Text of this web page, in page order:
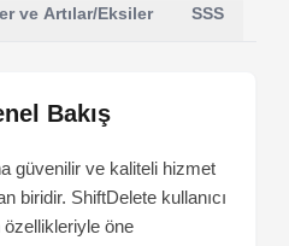
ve Artılar/Eksiler SSS
Bakış
güvenilir ve kaliteli hizmet
biridir. ShiftDelete kullanıcı
öne